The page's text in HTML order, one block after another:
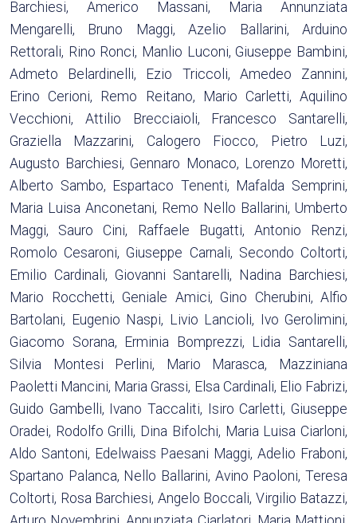
Barchiesi, Americo Massani, Maria Annunziata
Mengarelli, Bruno Maggi, Azelio Ballarini, Arduino
Rettorali, Rino Ronci, Manlio Luconi, Giuseppe Bambini,
Admeto Belardinelli, Ezio Triccoli, Amedeo Zannini,
Erino Cerioni, Remo Reitano, Mario Carletti, Aquilino
Vecchioni, Attilio Brecciaioli, Francesco Santarelli,
Graziella Mazzarini, Calogero Fiocco, Pietro Luzi,
Augusto Barchiesi, Gennaro Monaco, Lorenzo Moretti,
Alberto Sambo, Espartaco Tenenti, Mafalda Semprini,
Maria Luisa Anconetani, Remo Nello Ballarini, Umberto
Maggi, Sauro Cini, Raffaele Bugatti, Antonio Renzi,
Romolo Cesaroni, Giuseppe Carnali, Secondo Coltorti,
Emilio Cardinali, Giovanni Santarelli, Nadina Barchiesi,
Mario Rocchetti, Geniale Amici, Gino Cherubini, Alfio
Bartolani, Eugenio Naspi, Livio Lancioli, Ivo Gerolimini,
Giacomo Sorana, Erminia Bomprezzi, Lidia Santarelli,
Silvia Montesi Perlini, Mario Marasca, Mazziniana
Paoletti Mancini, Maria Grassi, Elsa Cardinali, Elio Fabrizi,
Guido Gambelli, Ivano Taccaliti, Isiro Carletti, Giuseppe
Oradei, Rodolfo Grilli, Dina Bifolchi, Maria Luisa Ciarloni,
Aldo Santoni, Edelwaiss Paesani Maggi, Adelio Fraboni,
Spartano Palanca, Nello Ballarini, Avino Paoloni, Teresa
Coltorti, Rosa Barchiesi, Angelo Boccali, Virgilio Batazzi,